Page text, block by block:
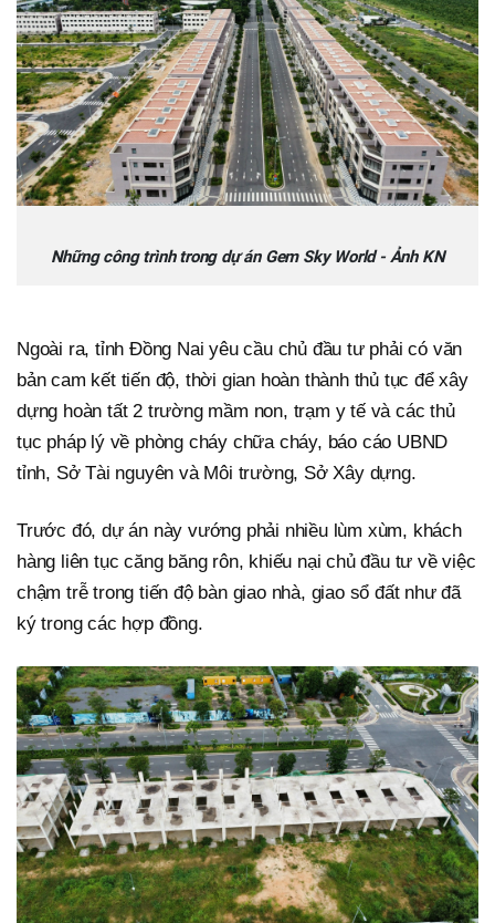
Những công trình trong dự án Gem Sky World - Ảnh KN
Ngoài ra, tỉnh Đồng Nai yêu cầu chủ đầu tư phải có văn
bản cam kết tiến độ, thời gian hoàn thành thủ tục để xây
dựng hoàn tất 2 trường mầm non, trạm y tế và các thủ
tục pháp lý về phòng cháy chữa cháy, báo cáo UBND
tỉnh, Sở Tài nguyên và Môi trường, Sở Xây dựng.
Trước đó, dự án này vướng phải nhiều lùm xùm, khách
hàng liên tục căng băng rôn, khiếu nại chủ đầu tư về việc
chậm trễ trong tiến độ bàn giao nhà, giao sổ đất như đã
ký trong các hợp đồng.